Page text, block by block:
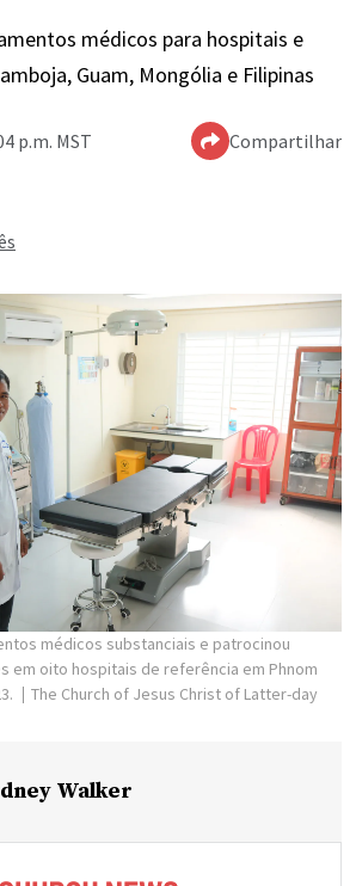
médicos para hospitais e
Guam, Mongólia e Filipinas
p.m. MST Compartilhar
médicos substanciais e patrocinou
em oito hospitais de referência em Phnom
The Church of Jesus Christ of Latter-day
Walker